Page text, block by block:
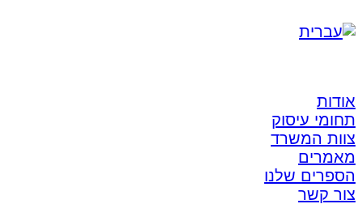
אודות
תחומי עיסוק
צוות המשרד
מאמרים
הספרים שלנו
צור קשר